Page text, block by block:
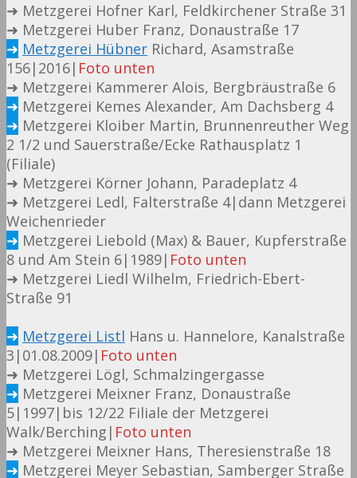
➜ Metzgerei Hofner Karl, Feldkirchener Straße 31
➜ Metzgerei Huber Franz, Donaustraße 17
➜ Metzgerei Hübner Richard, Asamstraße
156|2016| Foto unten
➜ Metzgerei Kammerer Alois, Bergbräustraße 6
➜ Metzgerei Kemes Alexander, Am Dachsberg 4
➜ Metzgerei Kloiber Martin, Brunnenreuther Weg
2 1/2 und Sauerstraße/Ecke Rathausplatz 1
(Filiale)
➜ Metzgerei Körner Johann, Paradeplatz 4
➜ Metzgerei Ledl, Falterstraße 4|dann Metzgerei
Weichenrieder
➜ Metzgerei Liebold (Max) & Bauer, Kupferstraße
8 und Am Stein 6|1989| Foto unten
➜ Metzgerei Liedl Wilhelm, Friedrich-Ebert-
Straße 91
➜ Metzgerei Listl Hans u. Hannelore, Kanalstraße
3|01.08.2009| Foto unten
➜ Metzgerei Lögl, Schmalzingergasse
➜ Metzgerei Meixner Franz, Donaustraße
5|1997|bis 12/22 Filiale der Metzgerei
Walk/Berching| Foto unten
➜ Metzgerei Meixner Hans, Theresienstraße 18
➜ Metzgerei Meyer Sebastian, Samberger Straße